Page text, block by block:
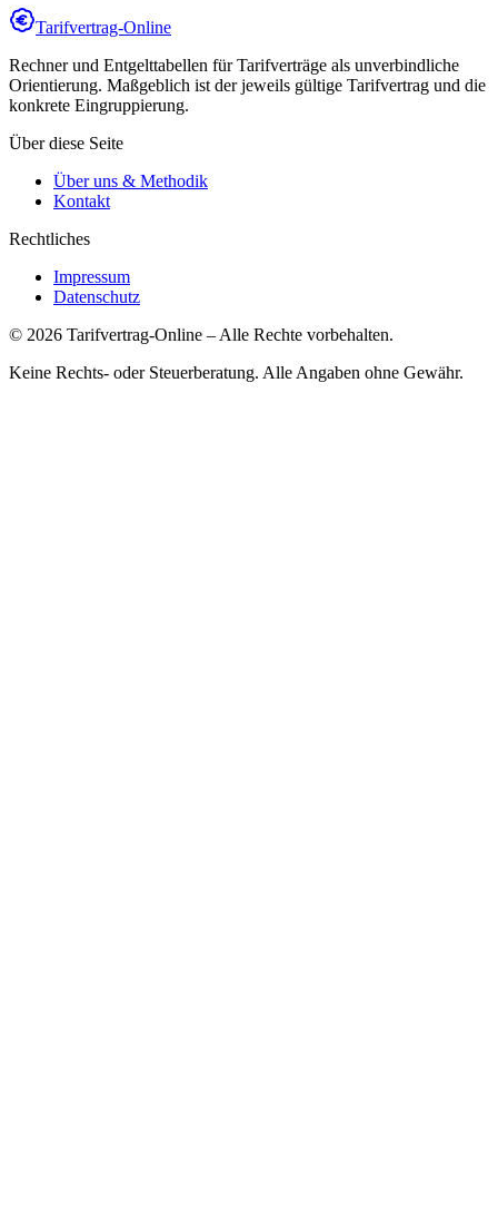
Tarifvertrag-Online
Rechner und Entgelttabellen für Tarifverträge als unverbindliche
Orientierung. Maßgeblich ist der jeweils gültige Tarifvertrag und die
konkrete Eingruppierung.
Über diese Seite
Über uns & Methodik
Kontakt
Rechtliches
Impressum
Datenschutz
© 2026 Tarifvertrag-Online – Alle Rechte vorbehalten.
Keine Rechts- oder Steuerberatung. Alle Angaben ohne Gewähr.